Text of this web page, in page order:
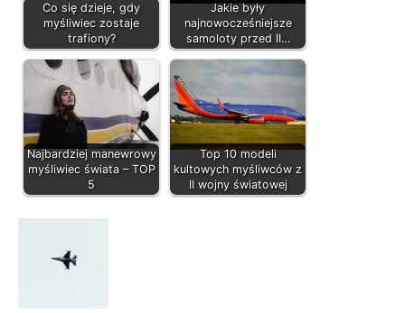
Co się dzieje, gdy
myśliwiec zostaje
trafiony?
Jakie były
najnowocześniejsze
samoloty przed II…
Najbardziej manewrowy
myśliwiec świata – TOP
5
Top 10 modeli
kultowych myśliwców z
II wojny światowej